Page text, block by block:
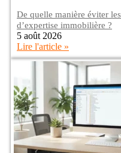
De quelle manière éviter
d’expertise immobilière ?
5 août 2026
Lire l'article »